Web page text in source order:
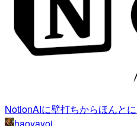
NotionAIに壁打ちからほんと